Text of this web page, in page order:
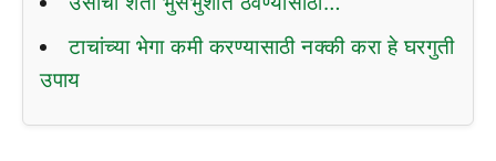
टाचांच्या भेगा कमी करण्यासाठी नक्की करा हे घरगुती
उपाय